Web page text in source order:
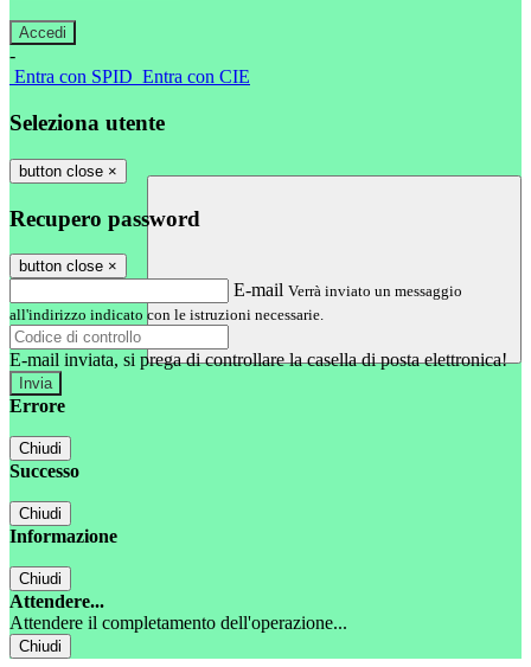
-
Entra con SPID Entra con CIE
Seleziona utente
button close ×
Recupero password
button close ×
E-mail Verrà inviato un messaggio
all'indirizzo indicato con le istruzioni necessarie.
E-mail inviata, si prega di controllare la casella di posta elettronica!
Errore
Chiudi
Successo
Chiudi
Informazione
Chiudi
Attendere...
Attendere il completamento dell'operazione...
Chiudi